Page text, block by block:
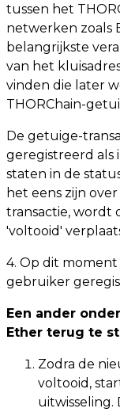
tussen het
netwerken zoals
belangrijkste
van het
vinden die later
THORChain-
De getuige-
geregistreerd als
staten in de
het eens zijn
transactie, wordt
'voltooid'
4. Op dit
gebruiker
Een ander
Ether terug te
Zodra de
voltooid,
uitwisseling.